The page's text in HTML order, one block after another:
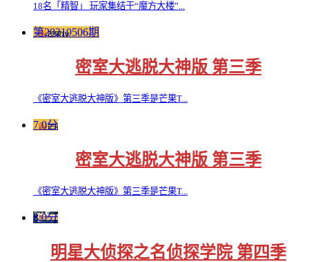
18名「精智」 玩家集结于“魔方大楼”...
第20210506期
密室大逃脱大神版 第三季
《密室大逃脱大神版》第三季是芒果T...
7.0分
密室大逃脱大神版 第三季
《密室大逃脱大神版》第三季是芒果T...
8.0分
明星大侦探之名侦探学院 第四季